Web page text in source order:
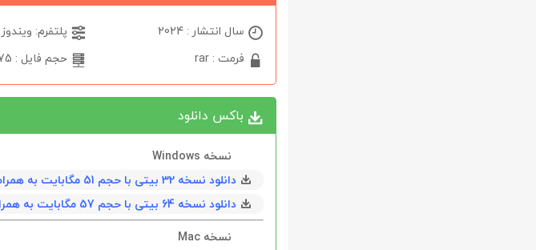
سال انتشار : 2024 پلتفرم: ویندوز
فرمت : rar
حجم فایل : 175 مگابایت
باکس دانلود
نسخه Windows
دانلود نسخه 32 بیتی با حجم 51 مگابايت به همراه Patch
دانلود نسخه 64 بیتی با حجم 57 مگابايت به همراه Patch
نسخه Mac